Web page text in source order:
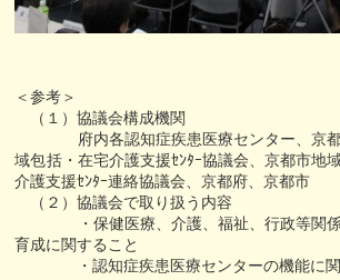
＜参考＞
（１）協議会構成機関
府内各認知症疾患医療センター、京都
域包括・在宅介護支援ｾﾝﾀｰ協議会、京都市地
介護支援ｾﾝﾀｰ連絡協議会、京都府、京都市
（２）協議会で取り扱う内容
・保健医療、介護、福祉、行政等関係
育成に関すること
・認知症疾患医療センターの機能に関